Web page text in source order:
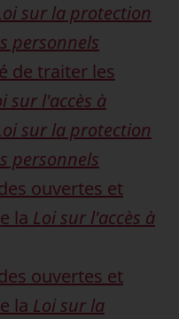
sur la protection
personnels
de traiter les
sur l'accès à
sur la protection
personnels
ouvertes et
la Loi sur l'accès à
ouvertes et
la Loi sur la